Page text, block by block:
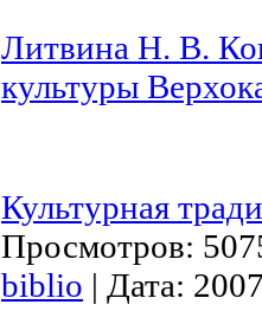
Литвина Н. В.
культуры
Культурная
Просмотров:
biblio | Дата: